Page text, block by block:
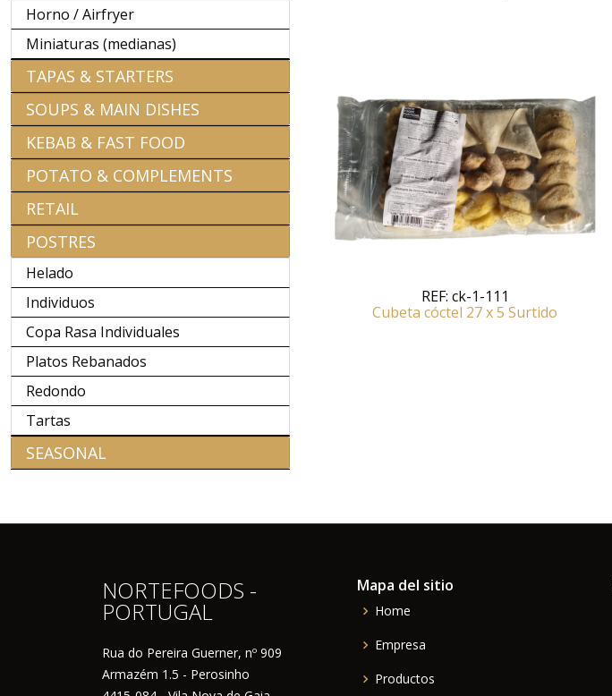
Horno / Airfryer
Miniaturas (medianas)
TAPAS & STARTERS
SOUPS & MAIN DISHES
KEBAB & FAST FOOD
POTATO & COMPLEMENTS
RETAIL
POSTRES
Helado
Individuos
Copa Rasa Individuales
Platos Rebanados
Redondo
Tartas
SEASONAL
REF: ck-1-111
Cubeta cóctel 27 x 5 Surtido
NORTEFOODS -
PORTUGAL
Rua do Pereira Guerner, nº 909
Armazém 1.5 - Perosinho
Mapa del sitio
Home
Empresa
Productos